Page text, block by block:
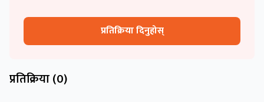
प्रतिक्रिया दिनुहोस्
प्रतिक्रिया (0)